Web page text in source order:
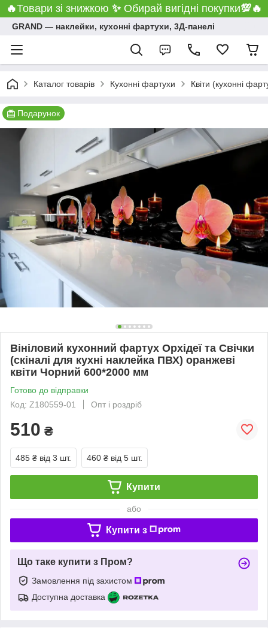
🔥Товари зі знижкою ✨ Обирай вигідні покупки💯🔥
GRAND ― наклейки, кухонні фартухи, 3Д-панелі
Каталог товарів Кухонні фартухи Квіти (кухонні
Подарунок
Вініловий кухонний фартух Орхідеї та Свічки
(скіналі для кухні наклейка ПВХ) оранжеві
квіти Чорний 600*2000 мм
Готово до відправки
Код: Z180559-01
Опт і роздріб
510 ₴
485 ₴ від 3 шт. 460 ₴ від 5 шт.
Купити
або
Купити з
Що таке купити з Пром?
Замовлення під захистом
Доступна доставка